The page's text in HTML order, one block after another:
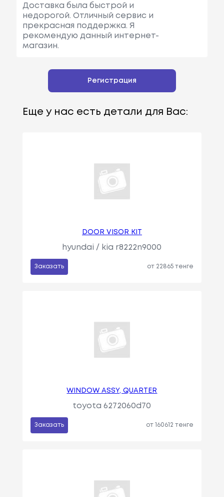
Доставка была быстрой и
недорогой. Отличный сервис и
прекрасная поддержка. Я
рекомендую данный интернет-
магазин.
Регистрация
Еще у нас есть детали для Вас:
DOOR VISOR KIT
hyundai / kia r8222n9000
Заказать от 22865 тенге
WINDOW ASSY, QUARTER
toyota 6272060d70
Заказать от 160612 тенге